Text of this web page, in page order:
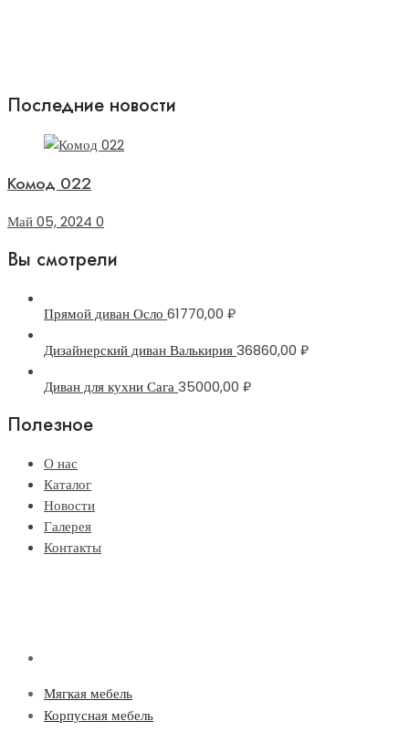
Последние новости
Комод 022
Май 05, 2024 0
Вы смотрели
Прямой диван Осло 61770,00 ₽
Дизайнерский диван Валькирия36860,00 ₽
Диван для кухни Сага35000,00 ₽
Полезное
О нас
Каталог
Новости
Галерея
Контакты
Мягкая мебель
Корпусная мебель